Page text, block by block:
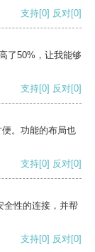
支持[0] 反对[0]
了50%，让我能够
支持[0] 反对[0]
。功能的布局也
支持[0] 反对[0]
全性的连接，并帮
支持[0] 反对[0]